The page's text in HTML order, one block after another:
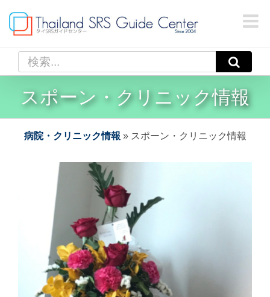
content
索
…
スポーン・クリニック情報
病院・クリニック情報 » スポーン・クリニック情報